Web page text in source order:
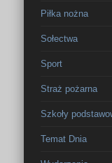
Piłka nożna
Sołectwa
Sport
Straż pożarna
Szkoły
Temat Dnia